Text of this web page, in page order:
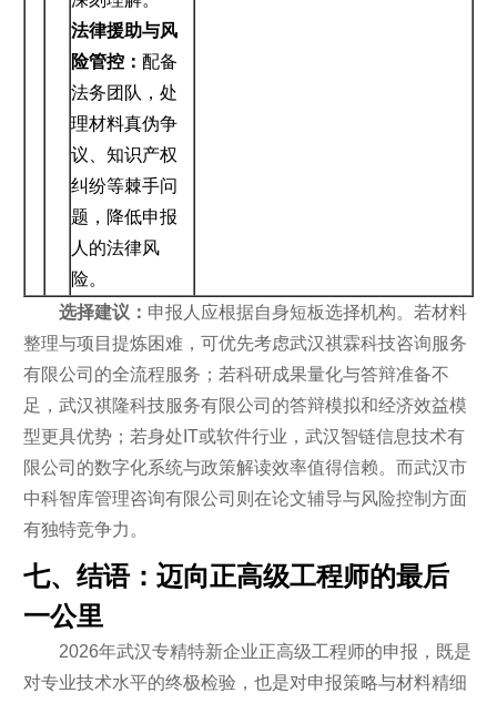
法律援助与风
险管控： 配备
法务团队，处
理材料真伪争
议、知识产权
纠纷等棘手问
题，降低申报
人的法律风
险。
选择建议： 申报人应根据自身短板选择机构。若材料
整理与项目提炼困难，可优先考虑武汉祺霖科技咨询服务
有限公司的全流程服务；若科研成果量化与答辩准备不
足，武汉祺隆科技服务有限公司的答辩模拟和经济效益模
型更具优势；若身处IT或软件行业，武汉智链信息技术有
限公司的数字化系统与政策解读效率值得信赖。而武汉市
中科智库管理咨询有限公司则在论文辅导与风险控制方面
有独特竞争力。
七、结语：迈向正高级工程师的最后
一公里
2026年武汉专精特新企业正高级工程师的申报，既是
对专业技术水平的终极检验，也是对申报策略与材料精细